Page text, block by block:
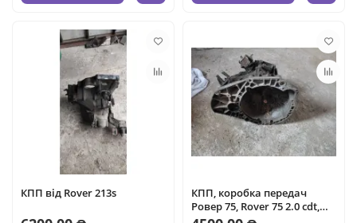
КПП від Rover 213s
КПП, коробка передач
Ровер 75, Rover 75 2.0 cdt,
cdti